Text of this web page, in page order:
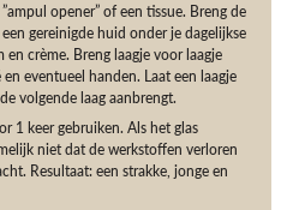
opener” of een tissue. Breng de
gereinigde huid onder je dagelijkse
en crème. Breng laagje voor laagje
eventueel handen. Laat een laagje
volgende laag aanbrengt.
1 keer gebruiken. Als het glas
niet dat de werkstoffen verloren
Resultaat: een strakke, jonge en